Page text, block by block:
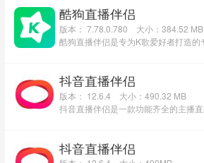
酷狗直播伴侣
版本： 7.78.0.780
大小：384.52 MB
抖音直播伴侣
版本： 12.6.4
大小：490.32 MB
抖音直播伴侣